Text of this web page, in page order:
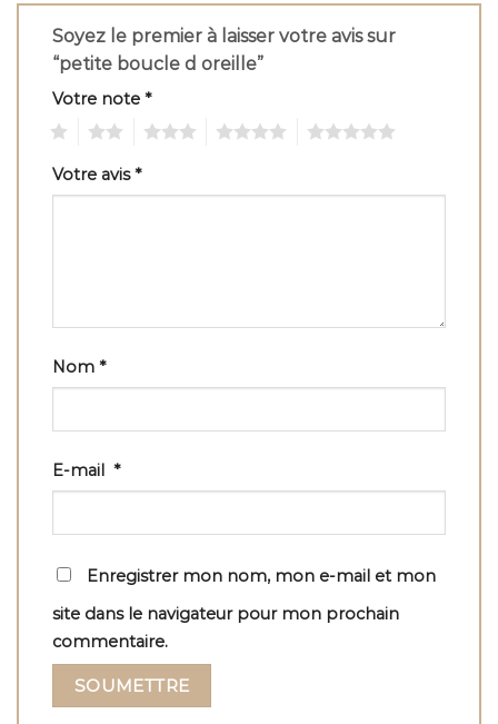
Soyez le premier à laisser votre avis sur
“petite boucle d oreille”
Votre note *
Votre avis*
Nom *
E-mail *
Enregistrer mon nom, mon e-mail et mon
site dans le navigateur pour mon prochain
commentaire.